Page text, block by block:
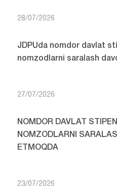
28/07/2026
JDPUda nomdor davlat
nomzodlarni saralash
27/07/2026
NOMDOR DAVLAT
NOMZODLARNI
ETMOQDA
23/07/2026